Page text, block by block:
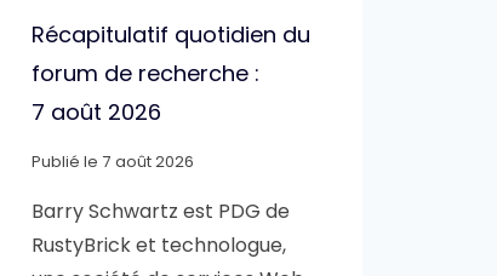
Récapitulatif quotidien du
forum de recherche :
7 août 2026
Publié le 7 août 2026
Barry Schwartz est PDG de
RustyBrick et technologue,